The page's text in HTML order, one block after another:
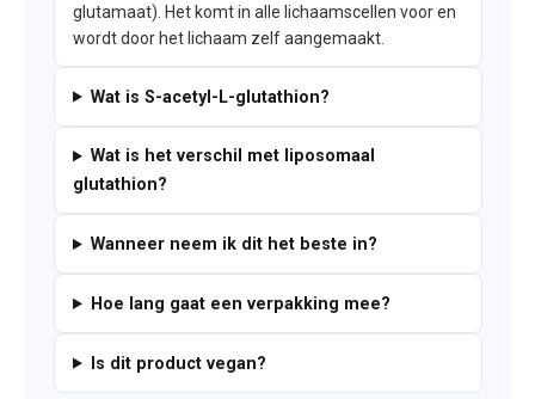
glutamaat). Het komt in alle lichaamscellen voor en
wordt door het lichaam zelf aangemaakt.
Wat is S-acetyl-L-glutathion?
Wat is het verschil met liposomaal
glutathion?
Wanneer neem ik dit het beste in?
Hoe lang gaat een verpakking mee?
Is dit product vegan?